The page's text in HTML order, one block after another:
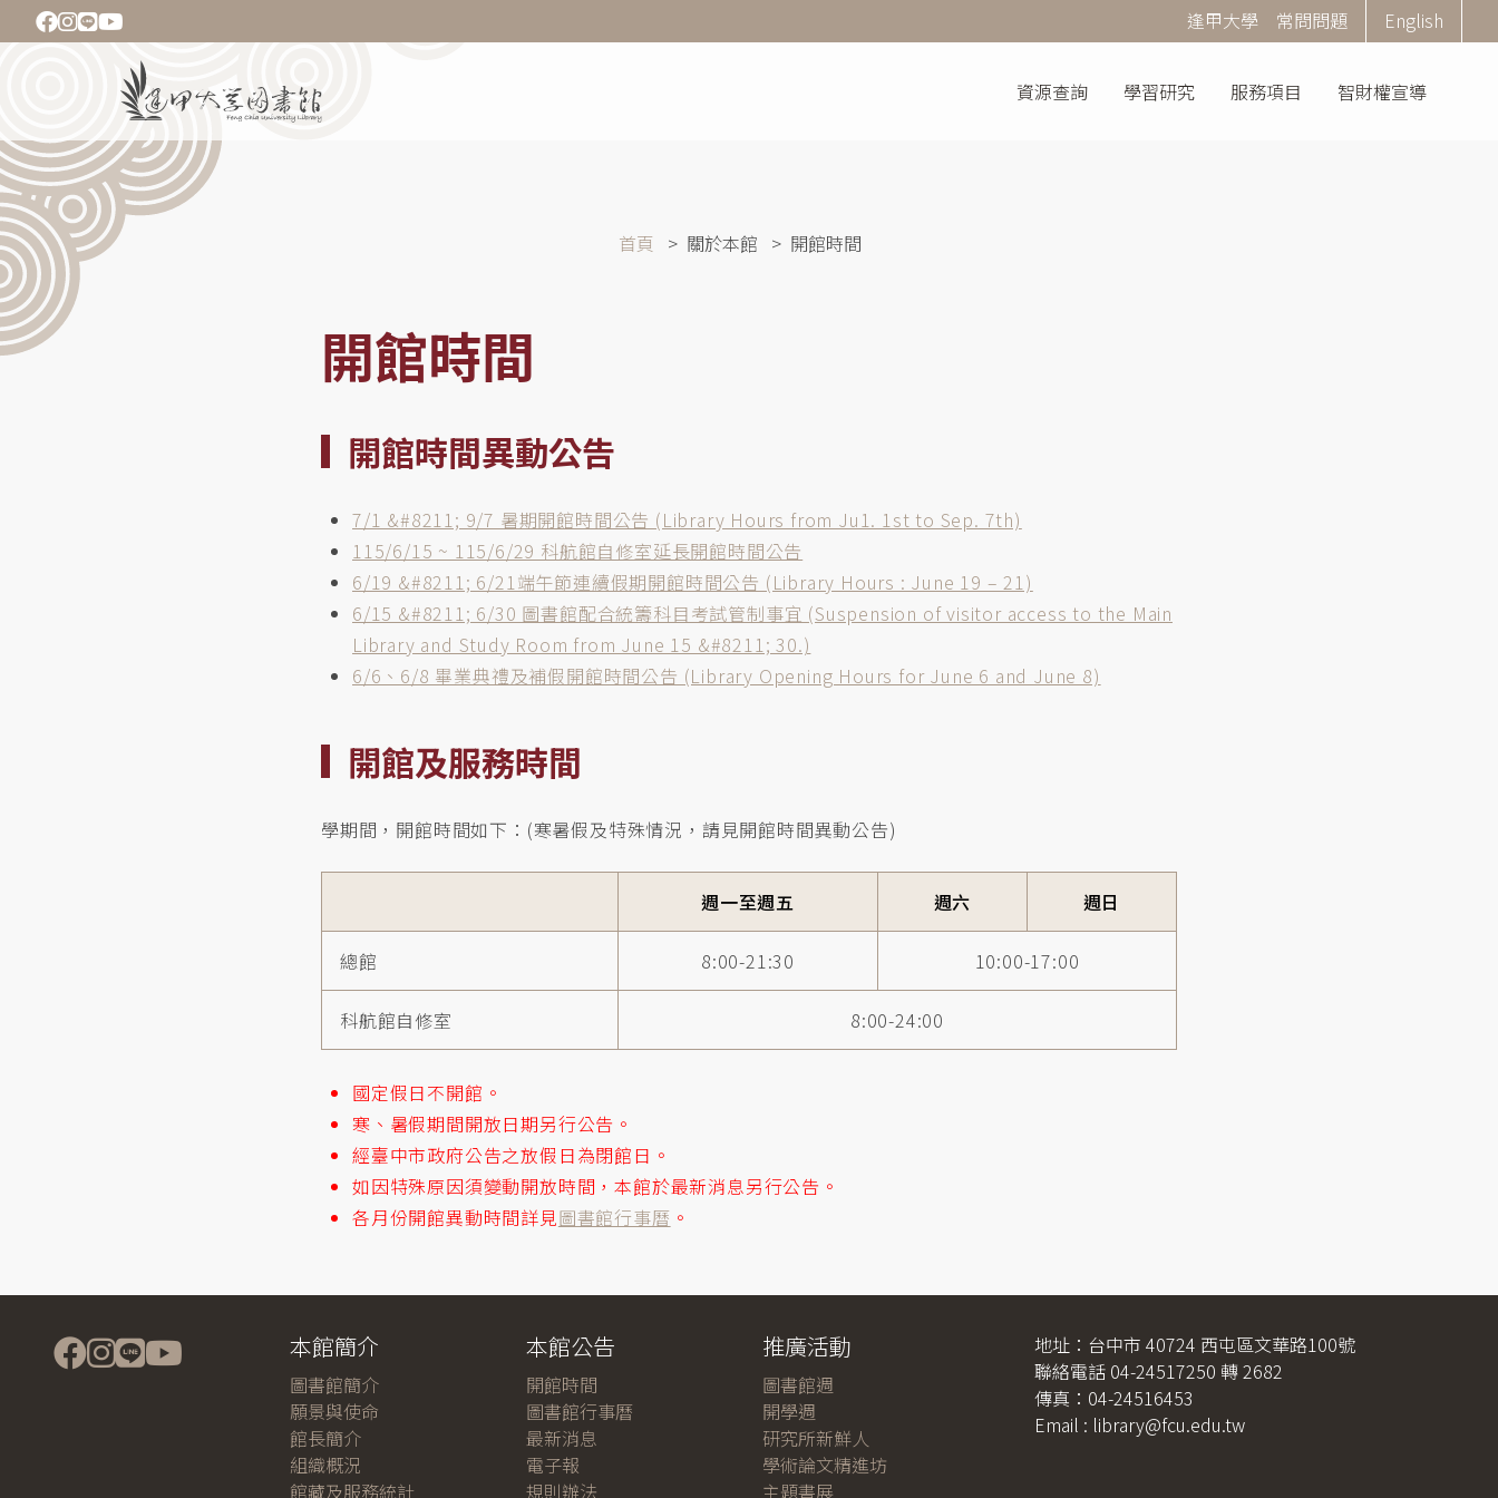
至
Corner
Menu
逢甲大學 常問問題 English
資源查詢 學習研究 服務項目 智財權宣導
導
航
連
結
首頁 關於本館 開館時間
開館時間
開館時間異動公告
7/1 &#8211; 9/7 暑期開館時間公告 (Library Hours from Ju1. 1st to Sep. 7th)
115/6/15 ~ 115/6/29 科航館自修室延長開館時間公告
6/19 &#8211; 6/21端午節連續假期開館時間公告 (Library Hours : June 19 – 21)
6/15 &#8211; 6/30 圖書館配合統籌科目考試管制事宜 (Suspension of visitor access to the Main
Library and Study Room from June 15 &#8211; 30.)
6/6、6/8 畢業典禮及補假開館時間公告 (Library Opening Hours for June 6 and June 8)
開館及服務時間
學期間，開館時間如下：(寒暑假及特殊情況，請見開館時間異動公告)
週一至週五 週六 週日
總館 8:00-21:30 10:00-17:00
科航館自修室 8:00-24:00
國定假日不開館。
寒、暑假期間開放日期另行公告。
經臺中市政府公告之放假日為閉館日。
如因特殊原因須變動開放時間，本館於最新消息另行公告。
各月份開館異動時間詳見圖書館行事曆 。
本館簡介
圖書館簡介
願景與使命
館長簡介
組織概況
館藏及服務統計
本館公告
開館時間
圖書館行事曆
最新消息
電子報
規則辦法
推廣活動
圖書館週
開學週
研究所新鮮人
學術論文精進坊
主題書展
地址：台中市 40724 西屯區文華路100號
聯絡電話 04-24517250 轉 2682
傳真：04-24516453
Email : library@fcu.edu.tw